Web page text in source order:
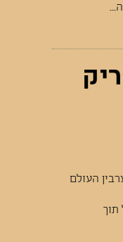
העולם